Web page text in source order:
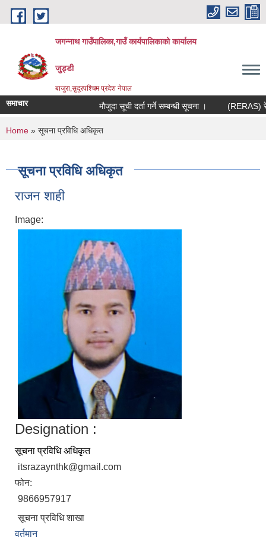
Skip to main content
जगन्नाथ गाउँपालिका,गाउँ कार्यपालिकाको कार्यालय
जुड्डी
बाजुरा,सुदूरपश्चिम प्रदेश नेपाल
समाचार मौजुदा सूची दर्ता गर्ने सम्बन्धी सूचना । (RERAS)
You are here
Home » सूचना प्रविधि अधिकृत
सूचना प्रविधि अधिकृत
राजन शाही
Image:
Designation :
सूचना प्रविधि अधिकृत
itsrazaynthk@gmail.com
फोन:
9866957917
सूचना प्रविधि शाखा
वर्तमान